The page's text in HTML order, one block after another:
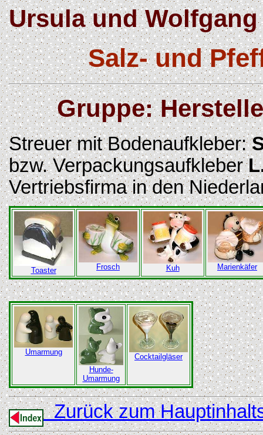
Ursula und
Salz- und
Gruppe:
Streuer mit Bodenaufkleber:
bzw. Verpackungsaufkleber
Vertriebsfirma in den
Toaster Frosch Kuh Marienkäfer
Umarmung
Hunde-
Umarmung
Cocktailgläser
Zurück zum